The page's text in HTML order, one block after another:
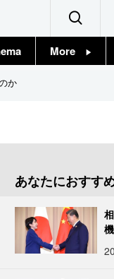
More
東京
お知らせ
か
あなたにおすす